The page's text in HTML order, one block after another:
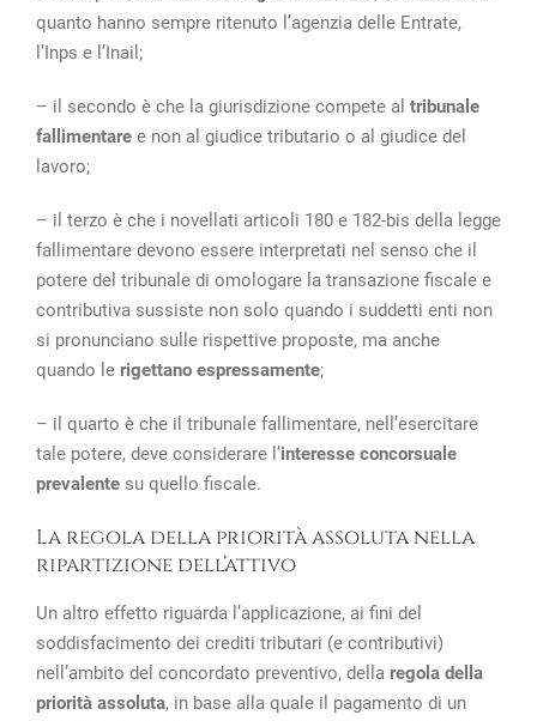
quanto hanno sempre ritenuto l’agenzia delle Entrate,
l’Inps e l’Inail;
– il secondo è che la giurisdizione compete al tribunale
fallimentare e non al giudice tributario o al giudice del
lavoro;
– il terzo è che i novellati articoli 180 e 182-bis della legge
fallimentare devono essere interpretati nel senso che il
potere del tribunale di omologare la transazione fiscale e
contributiva sussiste non solo quando i suddetti enti non
si pronunciano sulle rispettive proposte, ma anche
quando le rigettano espressamente;
– il quarto è che il tribunale fallimentare, nell’esercitare
tale potere, deve considerare l’interesse concorsuale
prevalente su quello fiscale.
La regola della priorità assoluta nella
ripartizione dell’attivo
Un altro effetto riguarda l’applicazione, ai fini del
soddisfacimento dei crediti tributari (e contributivi)
nell’ambito del concordato preventivo, della regola della
priorità assoluta, in base alla quale il pagamento di un